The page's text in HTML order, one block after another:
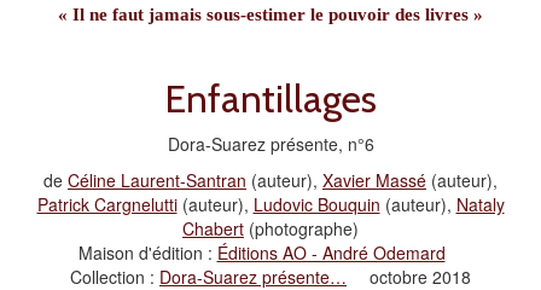
« Il ne faut jamais sous-estimer le pouvoir des livres »
Enfantillages
Dora-Suarez présente, n°6
de Céline Laurent-Santran (auteur), Xavier Massé (auteur),
Patrick Cargnelutti(auteur), Ludovic Bouquin (auteur), Nataly
Chabert (photographe)
Maison d'édition : Éditions AO - André Odemard
Collection : Dora-Suarez présente… octobre 2018